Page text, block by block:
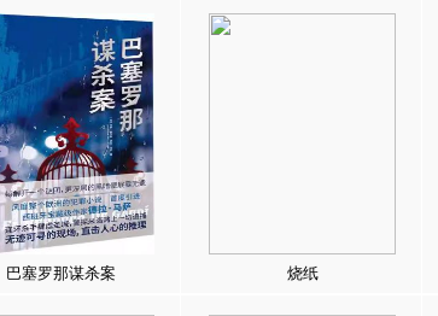
巴塞罗那谋杀案 烧纸